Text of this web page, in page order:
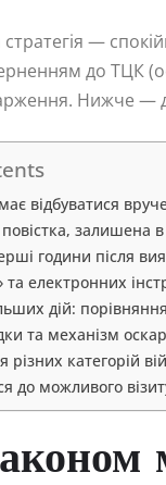
—
до ТЦК
Нижче —
відбуватися
залишена
години після
та електронних
дій:
та механізм
різних категорій
до можливого